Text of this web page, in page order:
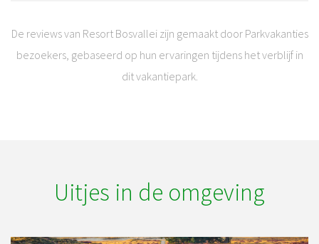
De reviews van Resort Bosvallei zijn gemaakt door Parkvakanties
bezoekers, gebaseerd op hun ervaringen tijdens het verblijf in
dit vakantiepark.
Uitjes in de omgeving